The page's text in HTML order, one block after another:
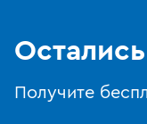
Получите